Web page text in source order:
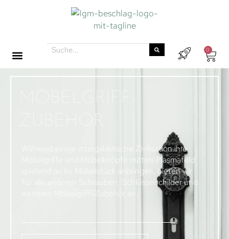
0
MÖBELGRIFF-
ZUBEHÖR
Während einige intergalaktische Zivilisation ihre
Möbelgriffe und Möbelknöpfe mittels Plasmafeld
spielend an ihr Möbelstück anbringen, bieten wir
für alle anderen Schrauben, Schlüsselschilder und
weiteren Möbelgriff-Zubehör an.